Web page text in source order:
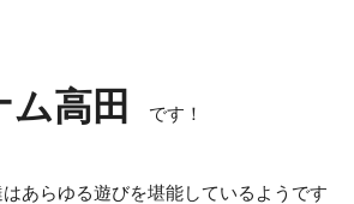
高田
です！
あらゆる遊びを堪能しているようです